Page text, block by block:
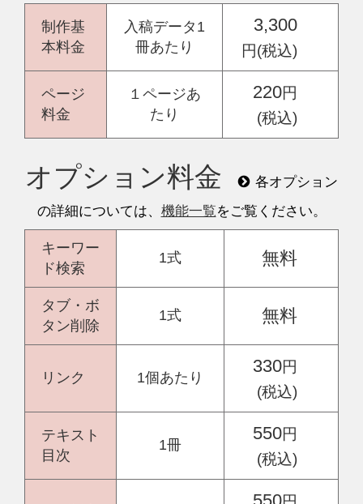
デジサクお問い合わせ
制作基
本料金
入稿データ1
冊あたり
3,300
円(税込)
ページ
料金
１ページあ
たり
220円
(税込)
オプション料金
各オプション
の詳細については、 機能一覧をご覧ください。
キーワー
ド検索
1式 無料
タブ・ボ
タン削除
1式 無料
リンク 1個あたり
330円
(税込)
テキスト
目次
1冊
550円
(税込)